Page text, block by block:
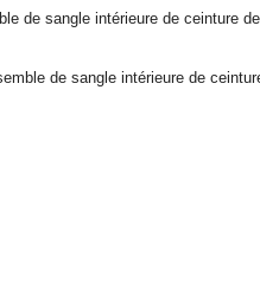
de sangle intérieure de ceinture
de sangle intérieure de